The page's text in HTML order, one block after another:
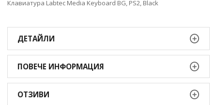
Клавиатура Labtec Media Keyboard BG, PS2, Black
ДЕТАЙЛИ
ПОВЕЧЕ ИНФОРМАЦИЯ
ОТЗИВИ